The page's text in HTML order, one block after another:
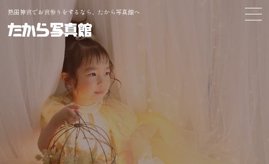
熱田神宮でお宮参りをするなら、たから写真館へ